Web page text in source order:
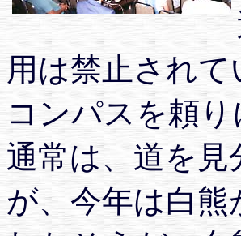
用は禁止され
コンパスを頼
通常は、道を
が、今年は白